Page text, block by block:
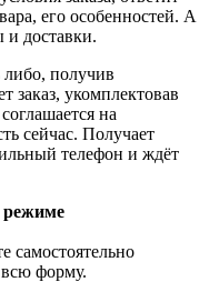
его особенностей. А
и доставки.
либо, получив
заказ, укомплектовав
на
сейчас. Получает
телефон и ждёт
режиме
самостоятельно
всю форму.